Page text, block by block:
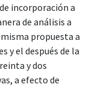
incorporación a
de análisis a
propuesta a
y el después de la
y dos
a efecto de